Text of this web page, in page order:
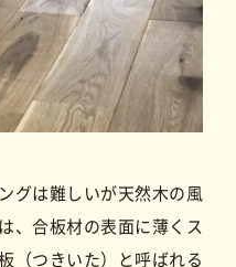
グは難しいが天然木の風
、合板材の表面に薄くス
（つきいた）と呼ばれる